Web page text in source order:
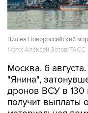
Вид на Новороссийский
Фото: Алексей Зотов/ТАСС
Москва. 6
"Янина",
дронов ВСУ в 130
получит выплаты